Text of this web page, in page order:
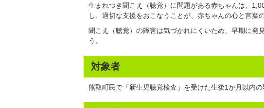
生まれつき聞こえ（聴覚）に問題がある赤ちゃんは、
し、適切な支援をおこなうことが、赤ちゃんの心と言葉
聞こえ（聴覚）の障害は気づかれにくいため、早期に発
う。
対象者
熊取町民で「新生児聴覚検査」を受けた生後1か月以内の